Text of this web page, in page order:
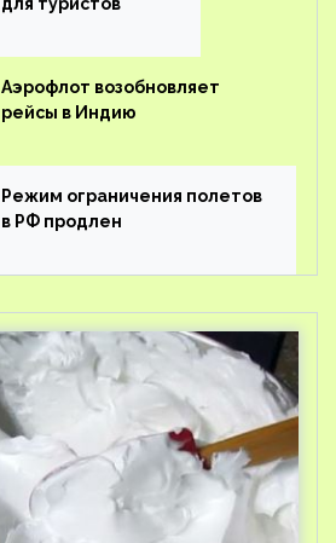
для туристов
Аэрофлот возобновляет
рейсы в Индию
Режим ограничения полетов
в РФ продлен